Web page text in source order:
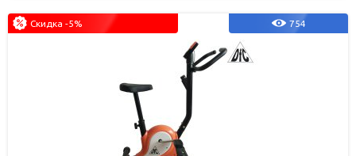
754
Скидка -5%